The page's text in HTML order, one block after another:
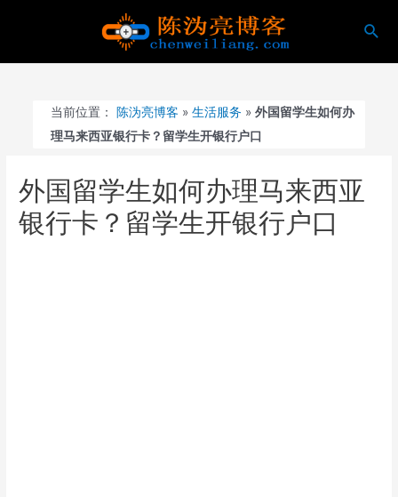
搜
当前位置： 陈沩亮博客 »生活服务 »外国留学生如何办
理马来西亚银行卡？留学生开银行户口
外国留学生如何办理马来西亚
银行卡？留学生开银行户口